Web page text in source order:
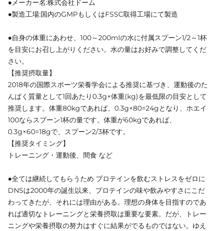
●メーカー名:株式会社ドーム
●製造工場:国内のGMPもしくはFSSC取得工場にて製造
●自身の体重にあわせ、100～200mlの水に付属スプーン1/2～1杯
を目安にお召し上がりください。水の量はお好みで調整してくだ
さい。
【推奨摂取量】
2018年の国際スポーツ栄養学会による推奨に基づき、運動後のた
んぱく質量として1回あたり0.3g×体重(kg)を最低限の目安として
推奨します。体重80kgであれば、0.3g×80=24gとなり、ホエイ
100ならスプーン1杯の量です。体重が60kgであれば、
0.3g×60=18gで、スプーン2/3杯です。
【推奨タイミング】
トレーニング・運動後、間食 など
●全ては継続してもらうため プロテインを飲むストレスをゼロに
DNSは2000年の誕生以来、プロテインの味や飲みやすさにこだ
わってきたが、それには理由がある。理想の身体を目指すのであ
れば適切なトレーニングと栄養摂取は重要な要素。だが、トレー
ニングや栄養摂取の努力はすぐに結果がでるものではない。ゆえ